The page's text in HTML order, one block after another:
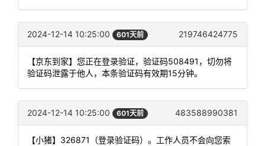
2024-12-14 10:25:00 601天前 219746424775
【京东到家】您正在登录验证，验证码508491，切勿将
验证码泄露于他人，本条验证码有效期15分钟。
2024-12-14 10:25:00 601天前 483588990381
【小猪】326871（登录验证码）。工作人员不会向您索